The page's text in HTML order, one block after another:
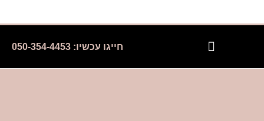
חייגו עכשיו: 050-354-4453